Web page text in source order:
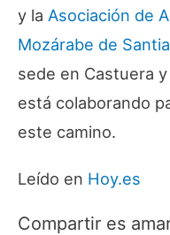
y la Asociación de
Mozárabe de
sede en Castuera
está colaborando
este camino.
Leído en Hoy.es
Compartir es